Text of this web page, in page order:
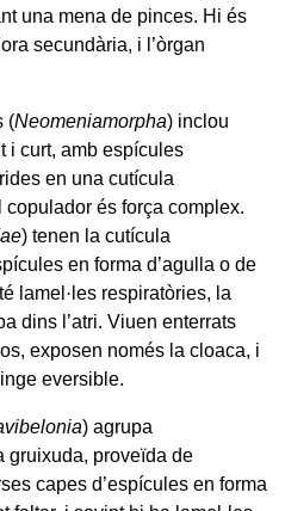
una mena de pinces. Hi és
secundària, i l’òrgan
(Neomeniamorpha) inclou
i curt, amb espícules
en una cutícula
copulador és força complex.
) tenen la cutícula
en forma d’agulla o de
lamel·les respiratòries, la
dins l’atri. Viuen enterrats
exposen només la cloaca, i
eversible.
) agrupa
gruixuda, proveïda de
capes d’espícules en forma